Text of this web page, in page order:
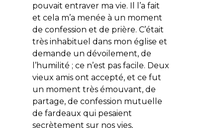
pouvait entraver ma vie. Il l’a fait
et cela m’a menée à un moment
de confession et de prière. C’était
très inhabituel dans mon église et
demande un dévoilement, de
l’humilité ; ce n’est pas facile. Deux
vieux amis ont accepté, et ce fut
un moment très émouvant, de
partage, de confession mutuelle
de fardeaux qui pesaient
secrètement sur nos vies,